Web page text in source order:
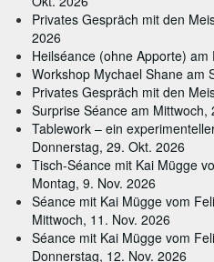
Privates Gespräch mit den
2026
Heilséance (ohne Apporte)
Workshop Mychael Shane am
Privates Gespräch mit den
Surprise Séance am Mittwoch,
Tablework – ein
Donnerstag, 29. Okt. 2026
Tisch-Séance mit Kai Mügge
Montag, 9. Nov. 2026
Séance mit Kai Mügge vom
Mittwoch, 11. Nov. 2026
Séance mit Kai Mügge vom
Donnerstag, 12. Nov. 2026